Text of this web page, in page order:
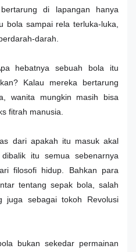
di lapangan hanya
bola sampai rela terluka-luka,
darah.
hebatnya sebuah bola itu
Kalau mereka bertarung
wanita mungkin masih bisa
fitrah manusia.
dari apakah itu masuk akal
itu semua sebenarnya
filosofi hidup. Bahkan para
tentang sepak bola, salah
juga sebagai tokoh Revolusi
bukan sekedar permainan